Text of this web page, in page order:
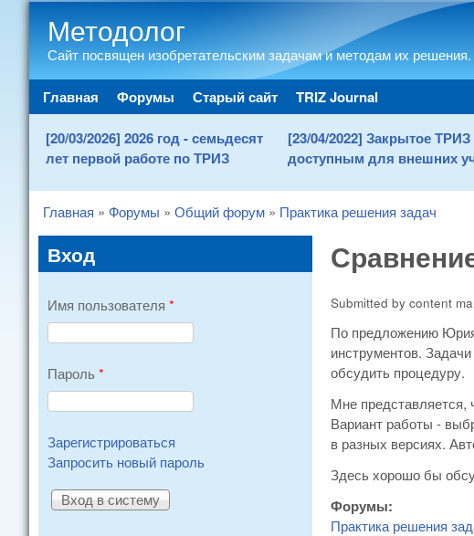
Методолог
Сайт посвящен изобретательским задачам и методам их решения.
Main menu
Главная Форумы Старый сайт TRIZ Journal
[20/03/2026] 2026 год - семьдесят
лет первой работе по ТРИЗ
[23/04/2022] Закрытое
доступным для внешних
You are here
Главная » Форумы » Общий форум » Практика решения задач
Submitted by content
По предложению
инструментов.
обсудить процедуру.
Мне представляется,
Вариант работы -
в разных версиях.
Здесь хорошо бы
Форумы:
Практика решения
Вход
Имя пользователя *
Пароль *
Зарегистрироваться
Запросить новый пароль